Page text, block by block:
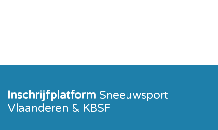
Inschrijfplatform Sneeuwsport
Vlaanderen & KBSF